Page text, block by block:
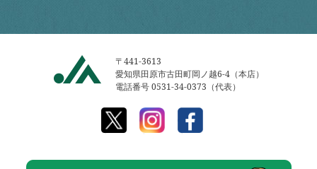
〒441-3613
愛知県田原市古田町岡ノ越6-4（本店）
電話番号 0531-34-0373（代表）